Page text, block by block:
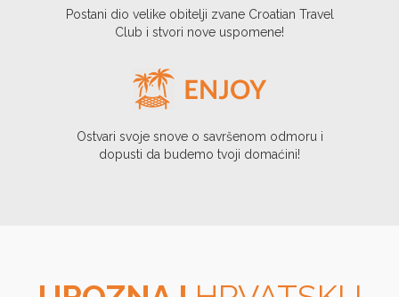
Postani dio velike obitelji zvane Croatian Travel
Club i stvori nove uspomene!
Ostvari svoje snove o savršenom odmoru i
dopusti da budemo tvoji domaćini!